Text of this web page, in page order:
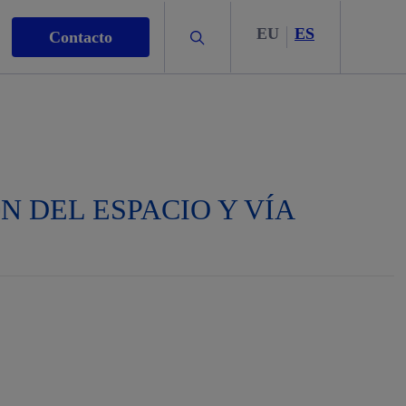
Contacto Buscar EU ES
DEL ESPACIO Y VÍA